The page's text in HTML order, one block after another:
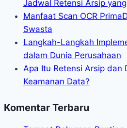
Jadwal Retensi Arsip
Manfaat Scan OCR
Swasta
Langkah-Langkah
dalam Dunia Perusahaan
Apa Itu Retensi Arsip dan
Keamanan Data?
Komentar Terbaru